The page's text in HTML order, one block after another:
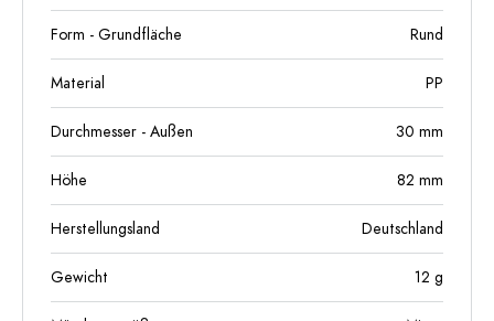
Form - Grundfläche Rund
Material PP
Durchmesser - Außen 30 mm
Höhe 82 mm
Herstellungsland Deutschland
Gewicht 12 g